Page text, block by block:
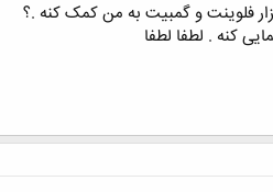
فلوینت و گمبیت به من کمک کنه .؟
کنه . لطفا لطفا